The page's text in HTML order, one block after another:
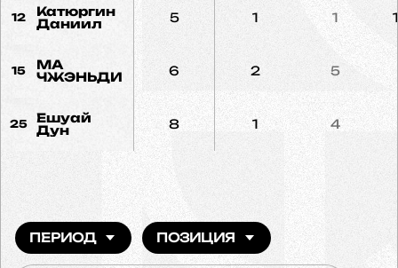
12
Катюргин
Даниил
5 1 1
15
MA
ЧЖЭНЬДИ
6 2 5
25
Ешуай
Дун
8 1 4
ПЕРИОД ПОЗИЦИЯ